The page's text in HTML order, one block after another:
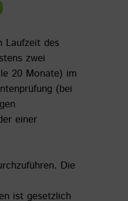
Laufzeit des
zwei
20 Monate) im
(bei
einer
Die
ist gesetzlich